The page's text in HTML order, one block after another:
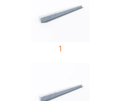
1